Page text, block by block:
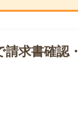
請求書確認